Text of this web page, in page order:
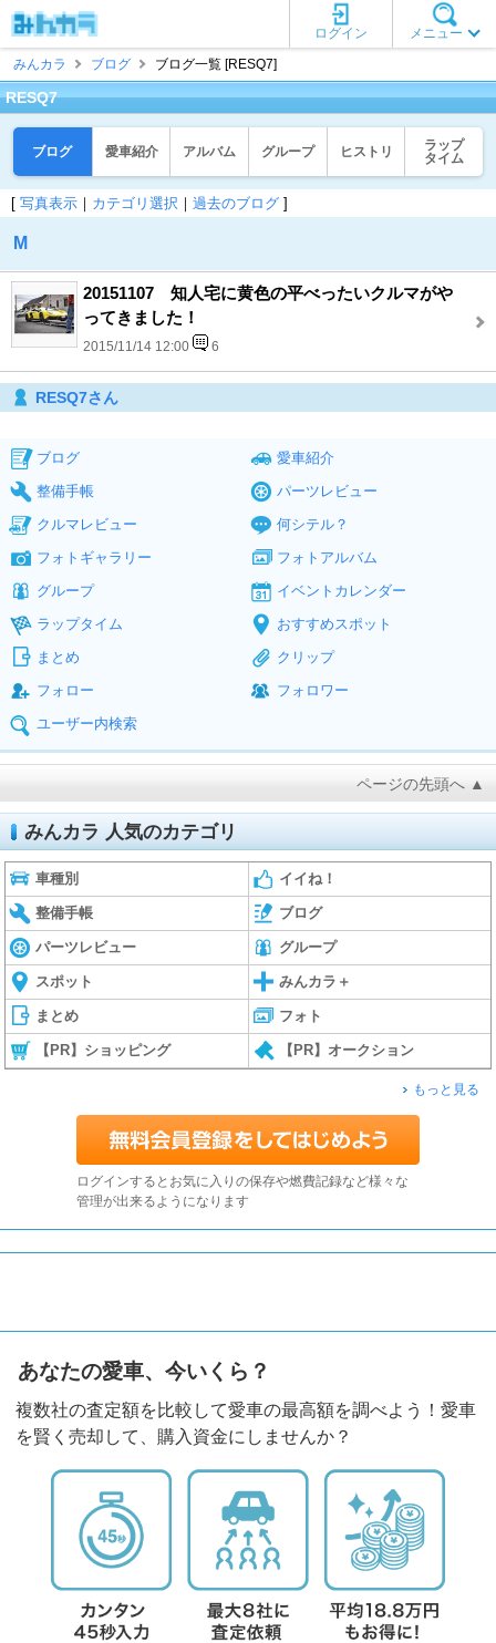
メニュー
ログイン
みんカラ
ブログ ブログ一覧 [RESQ7]
RESQ7
ブログ 愛車紹介 アルバム グループ ヒストリ
ラップ
タイム
[ 写真表示 ｜ カテゴリ選択 ｜ 過去のブログ ]
M
20151107 知人宅に黄色の平べったいクルマがや
ってきました！
2015/11/14 12:00 6
RESQ7さん
ブログ
愛車紹介
整備手帳
パーツレビュー
クルマレビュー
何シテル？
フォトギャラリー
フォトアルバム
グループ
イベントカレンダー
ラップタイム
おすすめスポット
まとめ
クリップ
フォロー
フォロワー
ユーザー内検索
ページの先頭へ ▲
みんカラ 人気のカテゴリ
車種別 イイね！
整備手帳 ブログ
パーツレビュー グループ
スポット みんカラ＋
まとめ フォト
【PR】ショッピング 【PR】オークション
もっと見る
ログインするとお気に入りの保存や燃費記録など様々な
管理が出来るようになります
あなたの愛車、今いくら？
複数社の査定額を比較して愛車の最高額を調べよう！愛車
を賢く売却して、購入資金にしませんか？